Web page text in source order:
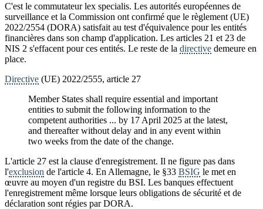
C'est le commutateur lex specialis. Les autorités européennes de
surveillance et la Commission ont confirmé que le règlement (UE)
2022/2554 (DORA) satisfait au test d'équivalence pour les entités
financières dans son champ d'application. Les articles 21 et 23 de
NIS 2 s'effacent pour ces entités. Le reste de la directive demeure en
place.
Directive (UE) 2022/2555, article 27
Member States shall require essential and important
entities to submit the following information to the
competent authorities ... by 17 April 2025 at the latest,
and thereafter without delay and in any event within
two weeks from the date of the change.
L'article 27 est la clause d'enregistrement. Il ne figure pas dans
l'exclusion de l'article 4. En Allemagne, le §33 BSIG le met en
œuvre au moyen d'un registre du BSI. Les banques effectuent
l'enregistrement même lorsque leurs obligations de sécurité et de
déclaration sont régies par DORA.